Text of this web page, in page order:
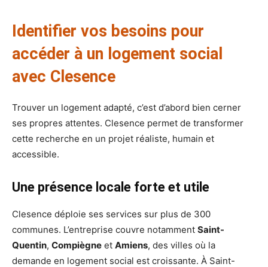
Identifier vos besoins pour
accéder à un logement social
avec Clesence
Trouver un logement adapté, c’est d’abord bien cerner
ses propres attentes. Clesence permet de transformer
cette recherche en un projet réaliste, humain et
accessible.
Une présence locale forte et utile
Clesence déploie ses services sur plus de 300
communes. L’entreprise couvre notamment Saint-
Quentin, Compiègne et Amiens, des villes où la
demande en logement social est croissante. À Saint-